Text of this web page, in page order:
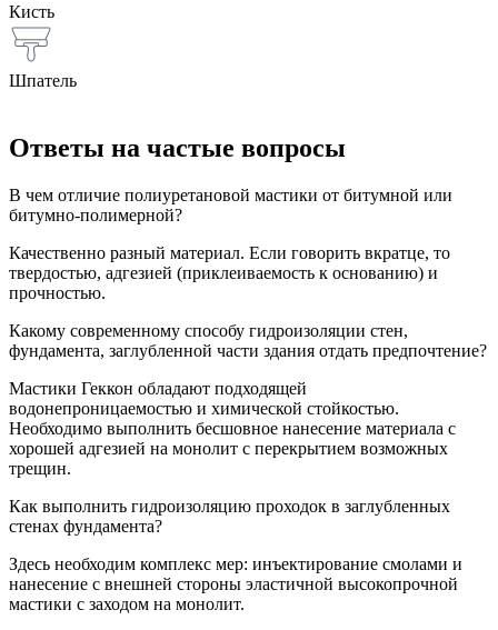
Кисть
Шпатель
Ответы на частые вопросы
В чем отличие полиуретановой мастики от битумной или
битумно-полимерной?
Качественно разный материал. Если говорить вкратце, то
твердостью, адгезией (приклеиваемость к основанию) и
прочностью.
Какому современному способу гидроизоляции стен,
фундамента, заглубленной части здания отдать предпочтение?
Мастики Геккон обладают подходящей
водонепроницаемостью и химической стойкостью.
Необходимо выполнить бесшовное нанесение материала с
хорошей адгезией на монолит с перекрытием возможных
трещин.
Как выполнить гидроизоляцию проходок в заглубленных
стенах фундамента?
Здесь необходим комплекс мер: инъектирование смолами и
нанесение с внешней стороны эластичной высокопрочной
мастики с заходом на монолит.